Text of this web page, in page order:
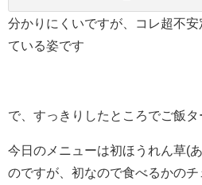
分かりにくいですが、コレ超不
ている姿です
で、すっきりしたところでご飯タ
今日のメニューは初ほうれん草(
のですが、初なので食べるかの